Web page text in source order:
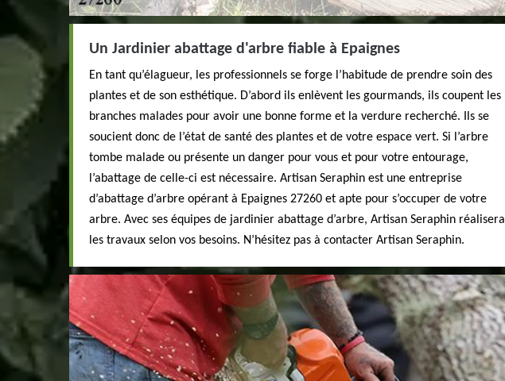
Un Jardinier abattage d'arbre fiable à Epaignes
En tant qu’élagueur, les professionnels se forge l’habitude de prendre soin des
plantes et de son esthétique. D’abord ils enlèvent les gourmands, ils coupent les
branches malades pour avoir une bonne forme et la verdure recherché. Ils se
soucient donc de l’état de santé des plantes et de votre espace vert. Si l’arbre
tombe malade ou présente un danger pour vous et pour votre entourage,
l’abattage de celle-ci est nécessaire. Artisan Seraphin est une entreprise
d’abattage d’arbre opérant à Epaignes 27260 et apte pour s’occuper de votre
arbre. Avec ses équipes de jardinier abattage d’arbre, Artisan Seraphin réalisera
les travaux selon vos besoins. N’hésitez pas à contacter Artisan Seraphin.